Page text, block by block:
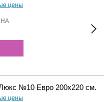
цены
№10 Евро 200х220 см.
цены